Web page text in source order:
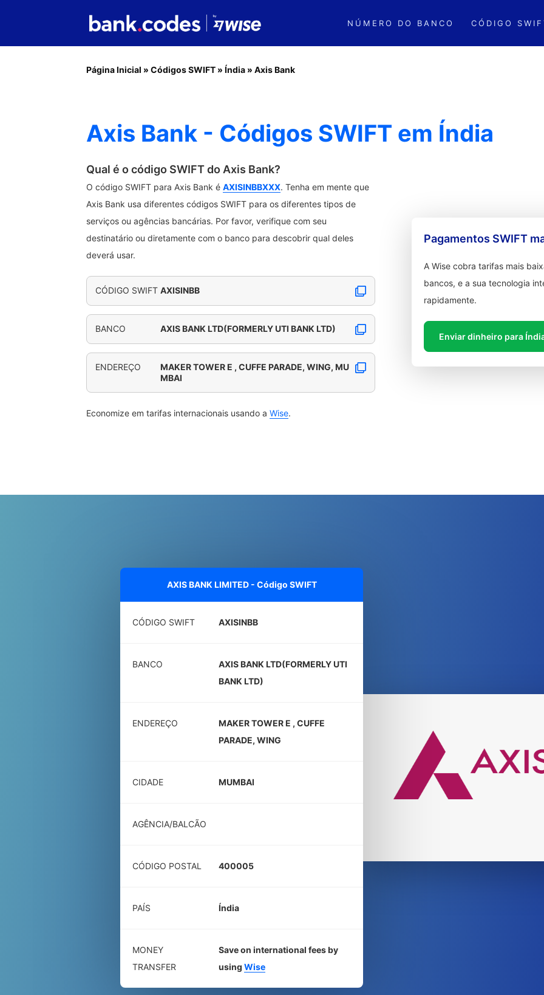
NÚMERO DO BANCO CÓDIGO
Página Inicial » Códigos SWIFT » Índia » Axis Bank
Axis Bank - Códigos SWIFT em Índia
Qual é o código SWIFT do Axis Bank?
O código SWIFT para Axis Bank é AXISINBBXXX. Tenha em mente que
Axis Bank usa diferentes códigos SWIFT para os diferentes tipos de
serviços ou agências bancárias. Por favor, verifique com seu
destinatário ou diretamente com o banco para descobrir qual deles
deverá usar.
CÓDIGO SWIFT AXISINBB
BANCO AXIS BANK LTD(FORMERLY UTI BANK LTD)
ENDEREÇO
MAKER TOWER E , CUFFE PARADE, WING, MU
MBAI
Economize em tarifas internacionais usando a Wise.
Pagamentos SWIFT
A Wise cobra tarifas mais
bancos, e a sua tecnologia
rapidamente.
Enviar dinheiro para
AXIS BANK LIMITED - Código SWIFT
CÓDIGO SWIFT AXISINBB
BANCO
AXIS BANK LTD(FORMERLY UTI
BANK LTD)
ENDEREÇO
MAKER TOWER E , CUFFE
PARADE, WING
CIDADE MUMBAI
AGÊNCIA/BALCÃO
CÓDIGO POSTAL 400005
PAÍS Índia
MONEY
TRANSFER
Save on international fees by
using Wise